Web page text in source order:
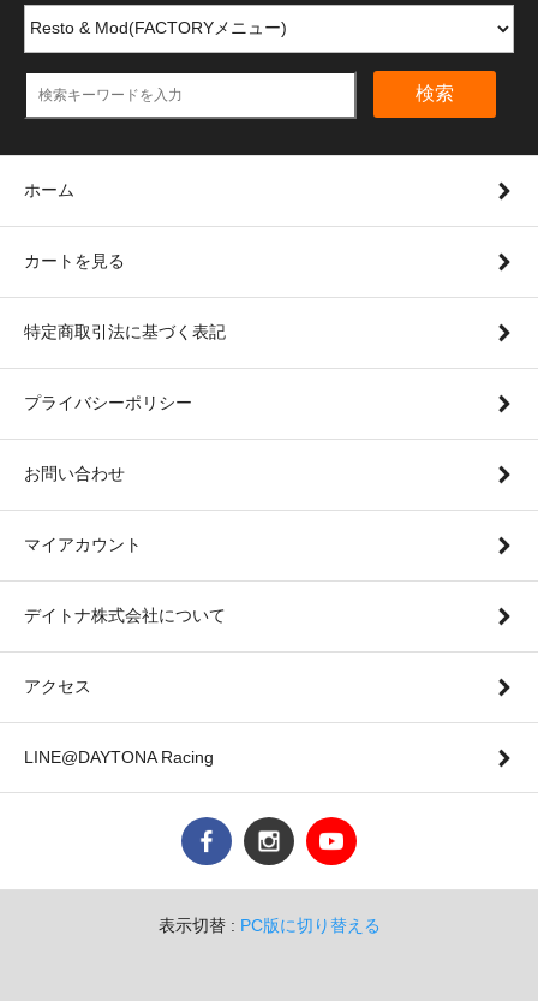
検索
ホーム
カートを見る
特定商取引法に基づく表記
プライバシーポリシー
お問い合わせ
マイアカウント
デイトナ株式会社について
アクセス
LINE@DAYTONA Racing
表示切替 : PC版に切り替える